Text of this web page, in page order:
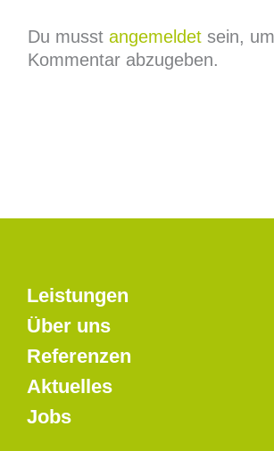
Du musst angemeldetsein,
Kommentar abzugeben.
Leistungen
Über uns
Referenzen
Aktuelles
Jobs